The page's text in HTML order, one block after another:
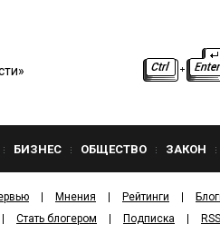
БИЗНЕС ОБЩЕСТВО ЗАКОН
Мнения Рейтинги
Стать блогером Подписка RSS